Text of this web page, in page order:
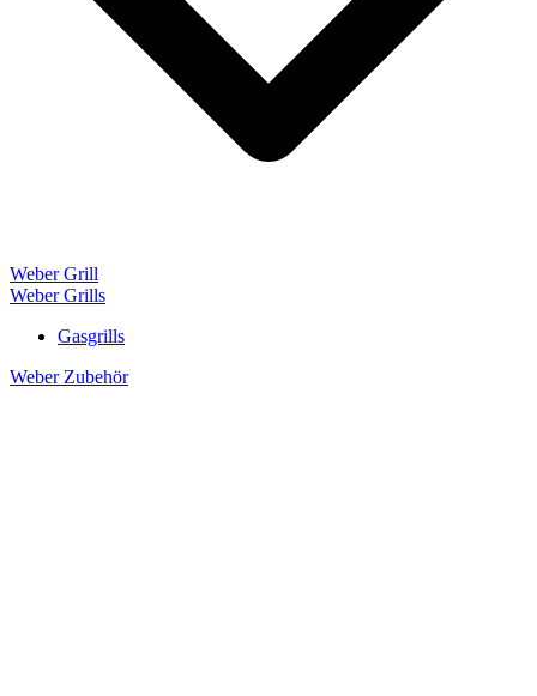
Weber Grill
Weber Grills
Gasgrills
Weber Zubehör